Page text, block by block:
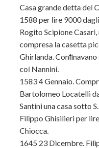
Casa grande detta del
1588 per lire 9000
Rogito Scipione
compresa la casetta
Ghirlanda.
col Nannini.
1583 4 Gennaio.
Bartolomeo Locatelli
Santini una casa sotto
Filippo Ghisilieri per
Chiocca.
1645 23 Dicembre.